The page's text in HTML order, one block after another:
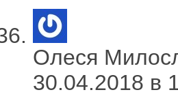
Олеся
30.04.2018 в